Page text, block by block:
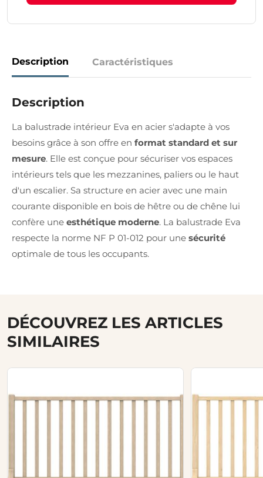
Description Caractéristiques
Description
La balustrade intérieur Eva en acier s'adapte à vos
besoins grâce à son offre en format standard et sur
mesure. Elle est conçue pour sécuriser vos espaces
intérieurs tels que les mezzanines, paliers ou le haut
d'un escalier. Sa structure en acier avec une main
courante disponible en bois de hêtre ou de chêne lui
confère une esthétique moderne. La balustrade Eva
respecte la norme NF P 01-012 pour une sécurité
optimale de tous les occupants.
DÉCOUVREZ LES ARTICLES
SIMILAIRES